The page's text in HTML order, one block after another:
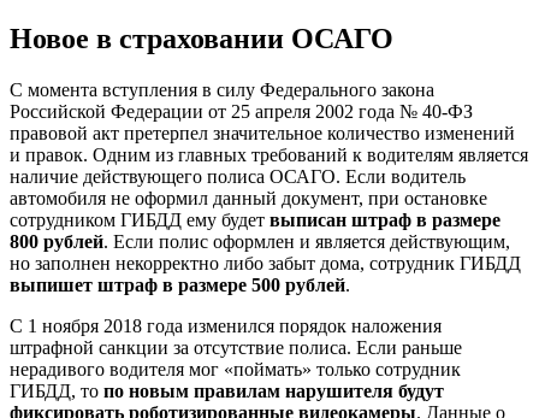
Новое в страховании ОСАГО
С момента вступления в силу Федерального закона
Российской Федерации от 25 апреля 2002 года № 40-ФЗ
правовой акт претерпел значительное количество изменений
и правок. Одним из главных требований к водителям является
наличие действующего полиса ОСАГО. Если водитель
автомобиля не оформил данный документ, при остановке
сотрудником ГИБДД ему будет выписан штраф в размере
800 рублей. Если полис оформлен и является действующим,
но заполнен некорректно либо забыт дома, сотрудник ГИБДД
выпишет штраф в размере 500 рублей.
С 1 ноября 2018 года изменился порядок наложения
штрафной санкции за отсутствие полиса. Если раньше
нерадивого водителя мог «поймать» только сотрудник
ГИБДД, то по новым правилам нарушителя будут
фиксировать роботизированные видеокамеры. Данные о